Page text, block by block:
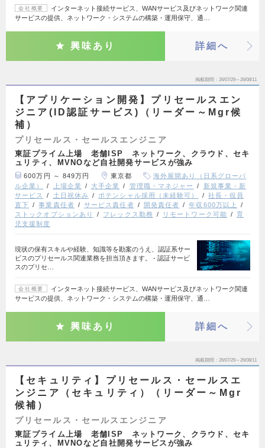
会社概要
インターネット接続サービス、WANサービス及びネットワーク関連
サービスの提供、ネットワーク・システムの構築・運用保守、通…
興味あり 詳細へ
掲載期間 26/07/29～26/08/11
【アプリケーション開発】プリセールスエン
ジニア(ID認証サービス)（リーダー～Mgr候
補）
プリセールス・セールスエンジニア
東証プライム上場 老舗ISP ネットワーク、クラウド、セキ
ュリティ、MVNOなど自社開発サービスが強み
600万円 ～ 849万円 東京都
海外展開あり（日系グローバ
ル企業）
上場企業 大手企業 管理職・マネジャー
新規事業・新
サービス
土日祝休み ポテンシャル採用（未経験可）
社長・役員
直下
事業責任者 サービス責任者 開発責任者
年収600万以上
ストックオプションあり
フレックス勤務 リモートワーク可能
育
児支援制度
現状の保有スキルや経験、知識等を勘案のうえ、認証系サー
ビスのプリセールス関連業務を担当頂きます。 - 認証サービ
スのプリセ…
会社概要
インターネット接続サービス、WANサービス及びネットワーク関連
サービスの提供、ネットワーク・システムの構築・運用保守、通…
興味あり 詳細へ
掲載期間 26/07/29～26/08/11
【セキュリティ】プリセールス・セールスエ
ンジニア（セキュリティ）（リーダー～Mgr
候補）
プリセールス・セールスエンジニア
東証プライム上場 老舗ISP ネットワーク、クラウド、セキ
ュリティ、MVNOなど自社開発サービスが強み